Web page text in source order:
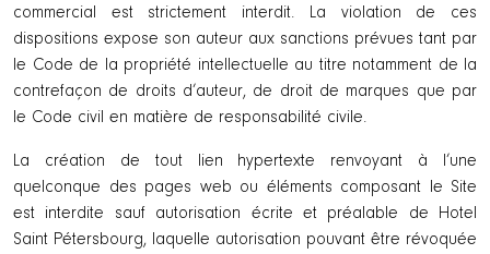
commercial est strictement interdit. La violation de ces
dispositions expose son auteur aux sanctions prévues tant par
le Code de la propriété intellectuelle au titre notamment de la
contrefaçon de droits d’auteur, de droit de marques que par
le Code civil en matière de responsabilité civile.
La création de tout lien hypertexte renvoyant à l’une
quelconque des pages web ou éléments composant le Site
est interdite sauf autorisation écrite et préalable de Hotel
Saint Pétersbourg, laquelle autorisation pouvant être révoquée